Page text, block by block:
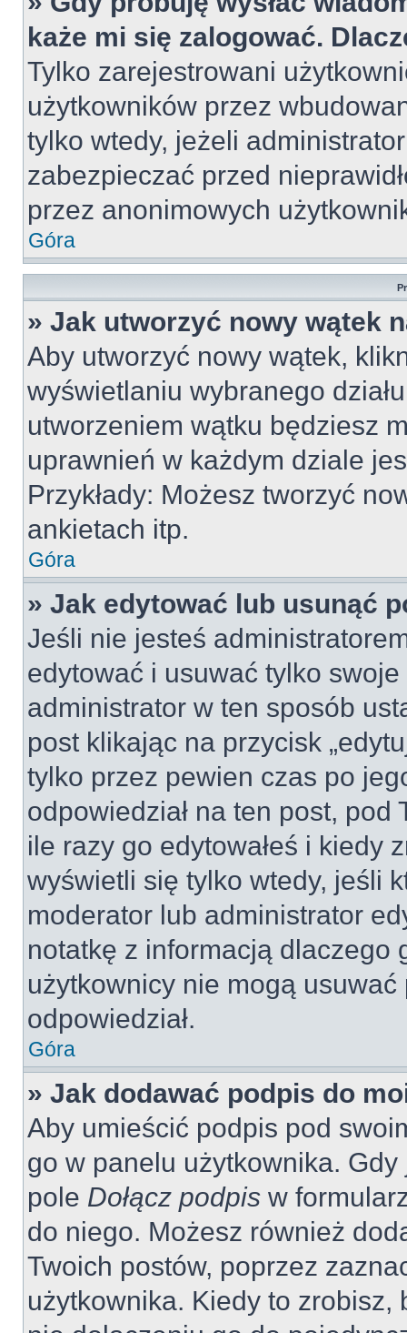
każe mi się zalogować.
Tylko zarejestrowani
użytkowników przez
tylko wtedy, jeżeli
zabezpieczać przed
przez anonimowych
Góra
» Jak utworzyć nowy wątek
Aby utworzyć nowy wątek,
wyświetlaniu wybranego
utworzeniem wątku będziesz
uprawnień w każdym dziale
Przykłady: Możesz tworzyć
ankietach itp.
Góra
» Jak edytować lub usunąć
Jeśli nie jesteś
edytować i usuwać tylko
administrator w ten sposób
post klikając na przycisk
tylko przez pewien czas po
odpowiedział na ten post,
ile razy go edytowałeś i kiedy
wyświetli się tylko wtedy, jeśli
moderator lub administrator
notatkę z informacją dlaczego
użytkownicy nie mogą
odpowiedział.
Góra
» Jak dodawać podpis do
Aby umieścić podpis pod
go w panelu użytkownika.
pole Dołącz podpis w
do niego. Możesz również
Twoich postów, poprzez
użytkownika. Kiedy to zrobisz,